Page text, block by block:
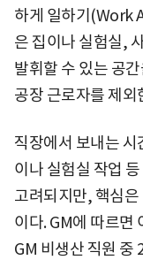
하게 일하기(Work
은 집이나 실험실,
발휘할 수 있는 공
공장 근로자를 제
직장에서 보내는
이나 실험실 작업
고려되지만, 핵심
이다. GM에 따르면
GM 비생산 직원 중